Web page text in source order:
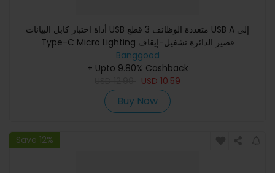
أداة اختبار كابل البيانات USB متعددة الوظائف 3 قطع USB A إلى
Type-C Micro Lighting قصير الدائرة تشغيل-إيقاف
Banggood
+ Upto 9.80% Cashback
USD 10.59
Buy Now
Save 12%